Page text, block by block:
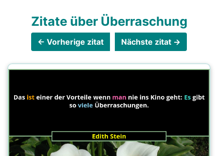
Zitate über Überraschung
← Vorherige zitat Nächste zitat →